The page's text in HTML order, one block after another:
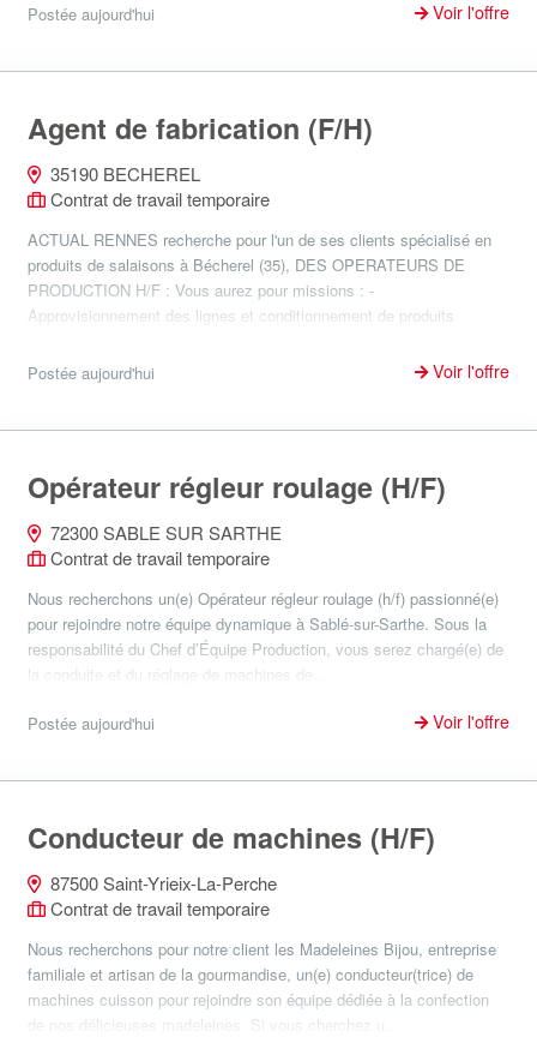
Postée aujourd'hui Voir l'offre
Agent de fabrication (F/H)
35190 BECHEREL
Contrat de travail temporaire
ACTUAL RENNES recherche pour l'un de ses clients spécialisé en
produits de salaisons à Bécherel (35), DES OPERATEURS DE
PRODUCTION H/F : Vous aurez pour missions : -
Approvisionnement des lignes et conditionnement de produits
Postée aujourd'hui
Voir l'offre
Opérateur régleur roulage (H/F)
72300 SABLE SUR SARTHE
Contrat de travail temporaire
Nous recherchons un(e) Opérateur régleur roulage (h/f) passionné(e)
pour rejoindre notre équipe dynamique à Sablé-sur-Sarthe. Sous la
responsabilité du Chef d’Équipe Production, vous serez chargé(e) de
la conduite et du réglage de machines de...
Postée aujourd'hui Voir l'offre
Conducteur de machines (H/F)
87500 Saint-Yrieix-La-Perche
Contrat de travail temporaire
Nous recherchons pour notre client les Madeleines Bijou, entreprise
familiale et artisan de la gourmandise, un(e) conducteur(trice) de
machines cuisson pour rejoindre son équipe dédiée à la confection
de nos délicieuses madeleines. Si vous cherchez u...